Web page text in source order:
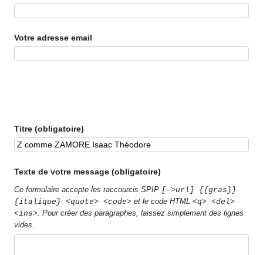
Votre adresse email
Titre (obligatoire)
Texte de votre message (obligatoire)
Ce formulaire accepte les raccourcis SPIP [->url] {{gras}}
{italique} <quote> <code> et le code HTML<q> <del>
<ins>. Pour créer des paragraphes, laissez simplement des lignes
vides.